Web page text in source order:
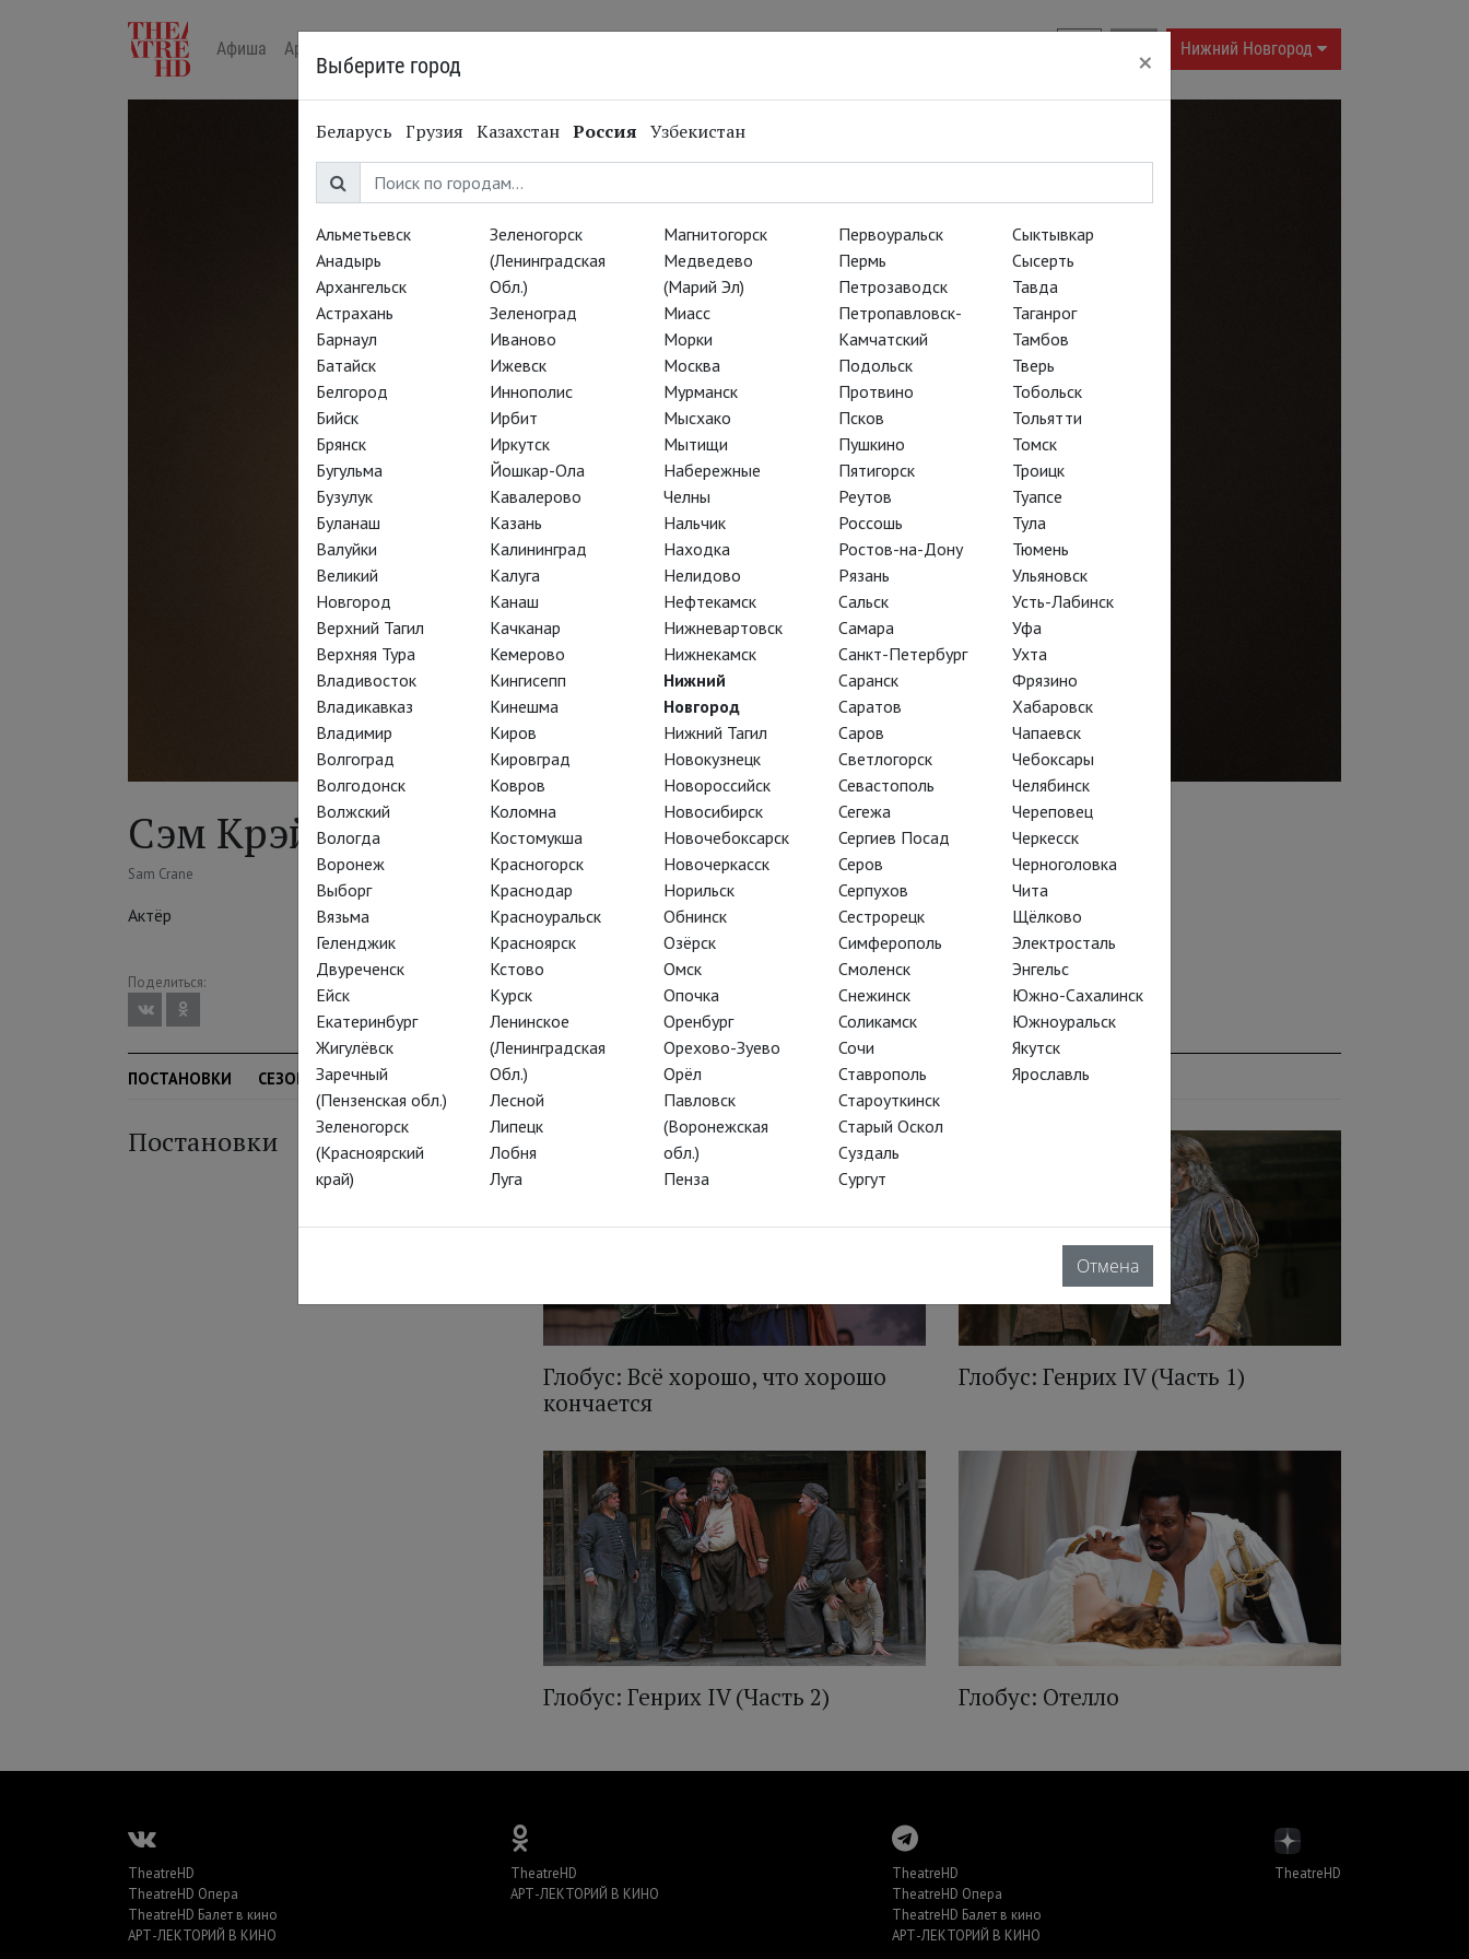
Нижний Новгород
Афиша Арт-лекторий в кино
Сэм Крэйн
Sam Crane
Актёр
Поделиться:
ПОСТАНОВКИ СЕЗОН
Постановки
Глобус: Всё хорошо, что хорошо
кончается
Глобус: Генрих IV (Часть 1)
Глобус: Генрих IV (Часть 2) Глобус: Отелло
TheatreHD
TheatreHD Опера
TheatreHD Балет в кино
АРТ-ЛЕКТОРИЙ В КИНО
TheatreHD
АРТ-ЛЕКТОРИЙ В КИНО
TheatreHD
TheatreHD Опера
TheatreHD Балет в кино
АРТ-ЛЕКТОРИЙ В КИНО
TheatreHD
Выберите город ×
Беларусь Грузия Казахстан Россия Узбекистан
Альметьевск
Анадырь
Архангельск
Астрахань
Барнаул
Батайск
Белгород
Бийск
Брянск
Бугульма
Бузулук
Буланаш
Валуйки
Великий
Новгород
Верхний Тагил
Верхняя Тура
Владивосток
Владикавказ
Владимир
Волгоград
Волгодонск
Волжский
Вологда
Воронеж
Выборг
Вязьма
Геленджик
Двуреченск
Ейск
Екатеринбург
Жигулёвск
Заречный
(Пензенская обл.)
Зеленогорск
(Красноярский
край)
Зеленогорск
(Ленинградская
Обл.)
Зеленоград
Иваново
Ижевск
Иннополис
Ирбит
Иркутск
Йошкар-Ола
Кавалерово
Казань
Калининград
Калуга
Канаш
Качканар
Кемерово
Кингисепп
Кинешма
Киров
Кировград
Ковров
Коломна
Костомукша
Красногорск
Краснодар
Красноуральск
Красноярск
Кстово
Курск
Ленинское
(Ленинградская
Обл.)
Лесной
Липецк
Лобня
Луга
Магнитогорск
Медведево
(Марий Эл)
Миасс
Морки
Москва
Мурманск
Мысхако
Мытищи
Набережные
Челны
Нальчик
Находка
Нелидово
Нефтекамск
Нижневартовск
Нижнекамск
Нижний
Новгород
Нижний Тагил
Новокузнецк
Новороссийск
Новосибирск
Новочебоксарск
Новочеркасск
Норильск
Обнинск
Озёрск
Омск
Опочка
Оренбург
Орехово-Зуево
Орёл
Павловск
(Воронежская
обл.)
Пенза
Первоуральск
Пермь
Петрозаводск
Петропавловск-
Камчатский
Подольск
Протвино
Псков
Пушкино
Пятигорск
Реутов
Россошь
Ростов-на-Дону
Рязань
Сальск
Самара
Санкт-Петербург
Саранск
Саратов
Саров
Светлогорск
Севастополь
Сегежа
Сергиев Посад
Серов
Серпухов
Сестрорецк
Симферополь
Смоленск
Снежинск
Соликамск
Сочи
Ставрополь
Староуткинск
Старый Оскол
Суздаль
Сургут
Сыктывкар
Сысерть
Тавда
Таганрог
Тамбов
Тверь
Тобольск
Тольятти
Томск
Троицк
Туапсе
Тула
Тюмень
Ульяновск
Усть-Лабинск
Уфа
Ухта
Фрязино
Хабаровск
Чапаевск
Чебоксары
Челябинск
Череповец
Черкесск
Черноголовка
Чита
Щёлково
Электросталь
Энгельс
Южно-Сахалинск
Южноуральск
Якутск
Ярославль
Отмена